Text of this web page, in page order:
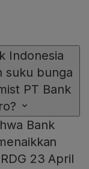
Indonesia
suku bunga
PT Bank
Bank
23 April